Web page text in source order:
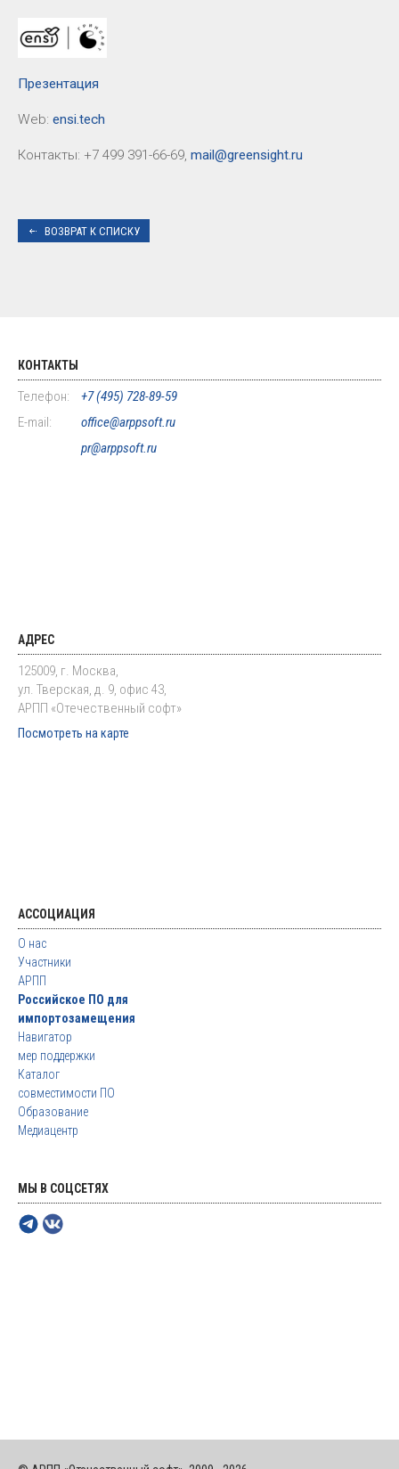
Презентация
Web: ensi.tech
Контакты: +7 499 391-66-69, mail@greensight.ru
ВОЗВРАТ К СПИСКУ
КОНТАКТЫ
Телефон:
+7 (495) 728-89-59
E-mail:
office@arppsoft.ru
pr@arppsoft.ru
АДРЕС
125009, г. Москва,
ул. Тверская, д. 9, офис 43,
АРПП «Отечественный софт»
Посмотреть на карте
АССОЦИАЦИЯ
О нас
Участники
АРПП
Российское ПО для
импортозамещения
Навигатор
мер поддержки
Каталог
совместимости ПО
Образование
Медиацентр
МЫ В СОЦСЕТЯХ